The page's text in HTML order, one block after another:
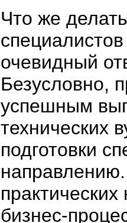
Что же
очевидный
Безусловно,
успешным
технических
подготовки
бизнес-